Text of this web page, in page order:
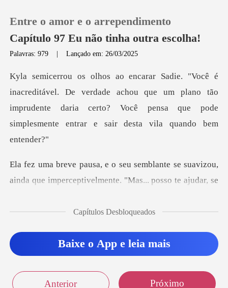
0
Loja
Sair
Entre o amor e o arrependimento
Capítulo 97 Eu não tinha outra escolha!
Palavras: 979 |Lançado em: 26/03/2025
e verdade achou que um plano tão
imprudente daria certo? Você pensa
suavizou,
ainda que imperceptivelmente. "Mas..
Capítulos Desbloqueados
Baixe o App e leia mais
Anterior Próximo